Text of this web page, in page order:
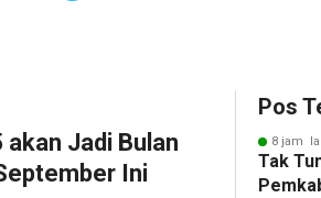
Jadi Bulan
Ini
Pos
8 jam
Tak